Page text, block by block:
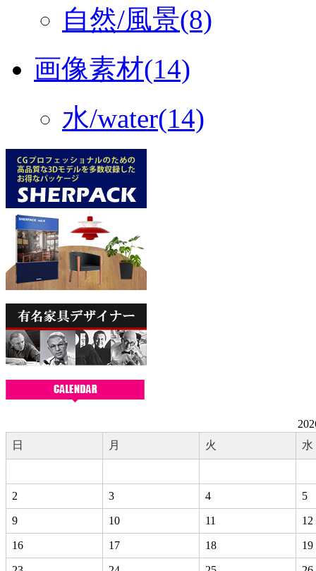
自然/風景(8)
画像素材(14)
水/water(14)
日
月 火 水
2 3 4 5
9 10 11 12
16 17 18 19